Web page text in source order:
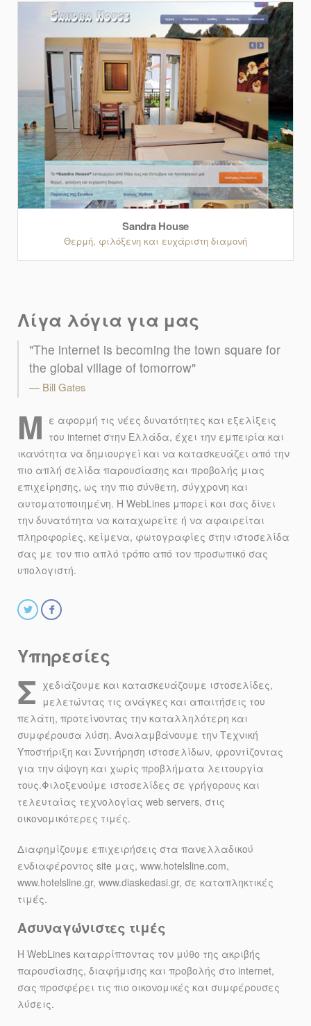
Sandra House
Θερμή, φιλόξενη και ευχάριστη διαμονή
Λίγα λόγια για μας
"Τhe internet is becoming the town square for
the global village of tomorrow"
Bill Gates
Μ ε αφορμή τις νέες δυνατότητες και εξελίξεις
του internet στην Ελλάδα, έχει την εμπειρία και
ικανότητα να δημιουργεί και να κατασκευάζει από την
πιο απλή σελίδα παρουσίασης και προβολής μιας
επιχείρησης, ως την πιο σύνθετη, σύγχρονη και
αυτοματοποιημένη. Η WebLines μπορεί και σας δίνει
την δυνατότητα να καταχωρείτε ή να αφαιρείται
πληροφορίες, κείμενα, φωτογραφίες στην ιστοσελίδα
σας με τον πιο απλό τρόπο από τον προσωπικό σας
υπολογιστή.
Υπηρεσίες
Σ χεδιάζουμε και κατασκευάζουμε ιστοσελίδες,
μελετώντας τις ανάγκες και απαιτήσεις του
πελάτη, προτείνοντας την καταλληλότερη και
συμφέρουσα λύση. Αναλαμβάνουμε την Τεχνική
Υποστήριξη και Συντήρηση ιστοσελίδων, φροντίζοντας
για την άψογη και χωρίς προβλήματα λειτουργία
τους.Φιλοξενούμε ιστοσελίδες σε γρήγορους και
τελευταίας τεχνολογίας web servers, στις
οικονομικότερες τιμές.
Διαφημίζουμε επιχειρήσεις στα πανελλαδικού
ενδιαφέροντος site μας, www.hotelsline.com,
www.hotelsline.gr, www.diaskedasi.gr, σε καταπληκτικές
τιμές.
Ασυναγώνιστες τιμές
Η WebLines καταρρίπτοντας τον μύθο της ακριβής
παρουσίασης, διαφήμισης και προβολής στο internet,
σας προσφέρει τις πιο οικονομικές και συμφέρουσες
λύσεις.